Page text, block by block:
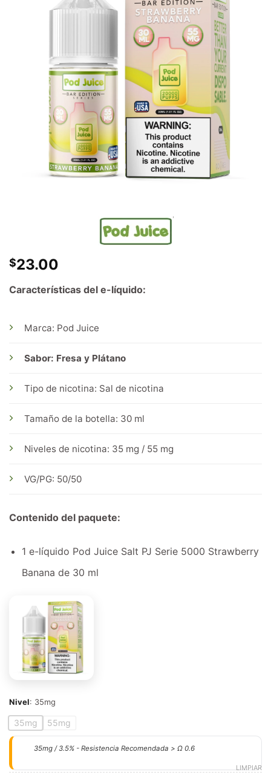
$23.00
Características del e-líquido:
Marca: Pod Juice
Sabor: Fresa y Plátano
Tipo de nicotina: Sal de nicotina
Tamaño de la botella: 30 ml
Niveles de nicotina: 35 mg / 55 mg
VG/PG: 50/50
Contenido del paquete:
1 e-líquido Pod Juice Salt PJ Serie 5000 Strawberry
Banana de 30 ml
Nivel: 35mg
35mg 55mg
LIMPIAR
35mg / 3.5% - Resistencia Recomendada > Ω 0.6